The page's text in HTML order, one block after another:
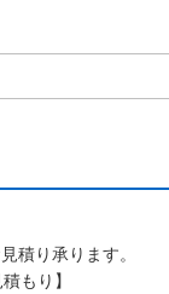
積り承ります。
もり】